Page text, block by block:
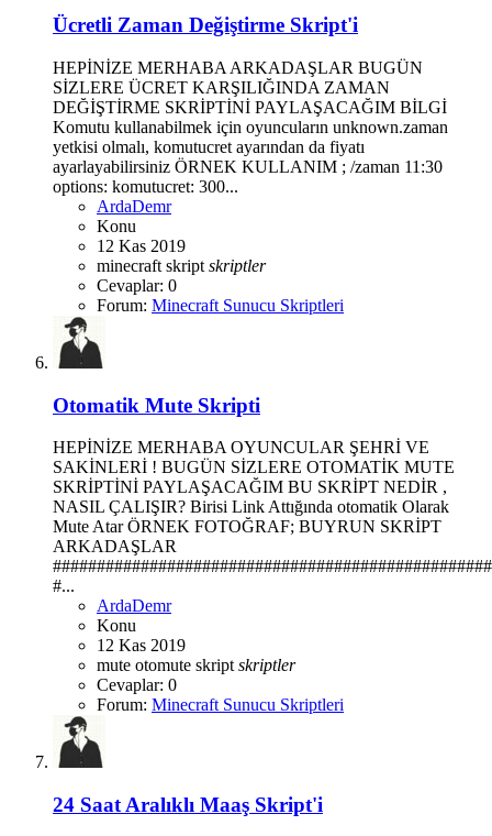
Ücretli Zaman Değiştirme Skript'i
HEPİNİZE MERHABA ARKADAŞLAR BUGÜN
SİZLERE ÜCRET KARŞILIĞINDA ZAMAN
DEĞİŞTİRME SKRİPTİNİ PAYLAŞACAĞIM BİLGİ
Komutu kullanabilmek için oyuncuların unknown.zaman
yetkisi olmalı, komutucret ayarından da fiyatı
ayarlayabilirsiniz ÖRNEK KULLANIM ; /zaman 11:30
options: komutucret: 300...
ArdaDemr
Konu
12 Kas 2019
minecraft skript skriptler
Cevaplar: 0
Forum: Minecraft Sunucu Skriptleri
Otomatik Mute Skripti
HEPİNİZE MERHABA OYUNCULAR ŞEHRİ VE
SAKİNLERİ ! BUGÜN SİZLERE OTOMATİK MUTE
SKRİPTİNİ PAYLAŞACAĞIM BU SKRİPT NEDİR ,
NASIL ÇALIŞIR? Birisi Link Attığında otomatik Olarak
Mute Atar ÖRNEK FOTOĞRAF; BUYRUN SKRİPT
ARKADAŞLAR
##################################################
#...
ArdaDemr
Konu
12 Kas 2019
mute otomute skript skriptler
Cevaplar: 0
Forum: Minecraft Sunucu Skriptleri
24 Saat Aralıklı Maaş Skript'i